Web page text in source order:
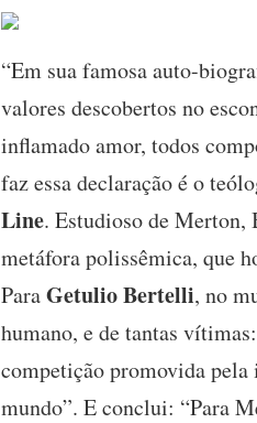
“Em sua famosa auto-
valores descobertos no
inflamado amor, todos
faz essa declaração é o
Line. Estudioso de Merton,
metáfora polissêmica, que
ParaGetulio Bertelli, no
humano, e de tantas
competição promovida pela
mundo”. E conclui: “Para